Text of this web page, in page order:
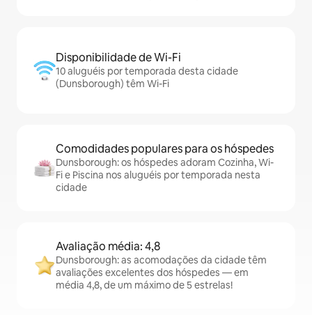
Disponibilidade de Wi-Fi
10 aluguéis por temporada desta cidade
(Dunsborough) têm Wi-Fi
Comodidades populares para os hóspedes
Dunsborough: os hóspedes adoram Cozinha, Wi-
Fi e Piscina nos aluguéis por temporada nesta
cidade
Avaliação média: 4,8
Dunsborough: as acomodações da cidade têm
avaliações excelentes dos hóspedes — em
média 4,8, de um máximo de 5 estrelas!